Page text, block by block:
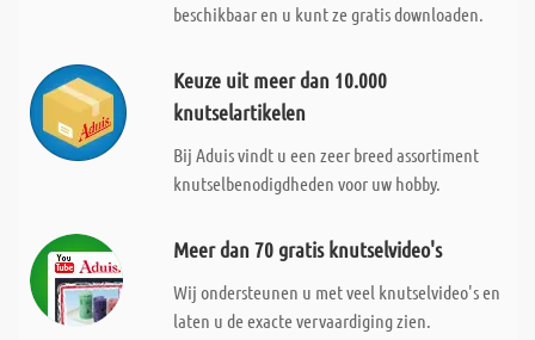
beschikbaar en u kunt ze gratis downloaden.
Keuze uit meer dan 10.000
knutselartikelen
Bij Aduis vindt u een zeer breed assortiment
knutselbenodigdheden voor uw hobby.
Meer dan 70 gratis knutselvideo's
Wij ondersteunen u met veel knutselvideo's en
laten u de exacte vervaardiging zien.